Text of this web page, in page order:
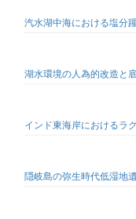
汽水湖中海における塩分
湖水環境の人為的改造と
インド東海岸におけるラ
隠岐島の弥生時代低湿地